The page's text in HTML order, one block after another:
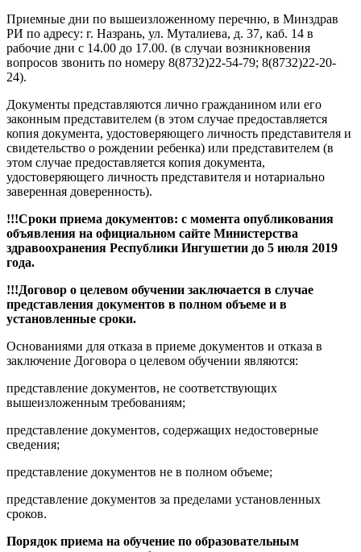
Приемные дни по вышеизложенному перечню, в Минздрав
РИ по адресу: г. Назрань, ул. Муталиева, д. 37, каб. 14 в
рабочие дни с 14.00 до 17.00. (в случаи возникновения
вопросов звонить по номеру 8(8732)22-54-79; 8(8732)22-20-
24).
Документы представляются лично гражданином или его
законным представителем (в этом случае предоставляется
копия документа, удостоверяющего личность представителя и
свидетельство о рождении ребенка) или представителем (в
этом случае предоставляется копия документа,
удостоверяющего личность представителя и нотариально
заверенная доверенность).
!!!Сроки приема документов: с момента опубликования
объявления на официальном сайте Министерства
здравоохранения Республики Ингушетии до 5 июля 2019
года.
!!!Договор о целевом обучении заключается в случае
представления документов в полном объеме и в
установленные сроки.
Основаниями для отказа в приеме документов и отказа в
заключение Договора о целевом обучении являются:
представление документов, не соответствующих
вышеизложенным требованиям;
представление документов, содержащих недостоверные
сведения;
представление документов не в полном объеме;
представление документов за пределами установленных
сроков.
Порядок приема на обучение по образовательным